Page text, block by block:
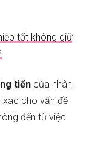
tốt không giữ
tiến của nhân
xác cho vấn đề
đến từ việc